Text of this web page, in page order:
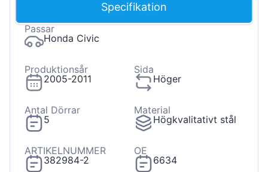
Specifikation
Passar
Honda Civic
Produktionsår
2005-2011
Sida
Höger
Antal Dörrar
5
Material
Högkvalitativt stål
ARTIKELNUMMER
382984-2
OE
6634